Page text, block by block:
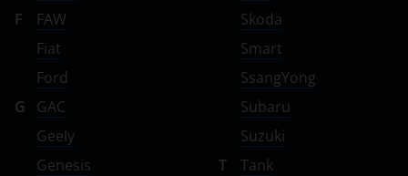
F
FAW
Fiat
Ford
G
GAC
Geely
Genesis
Skoda
Smart
SsangYong
Subaru
Suzuki
T
Tank